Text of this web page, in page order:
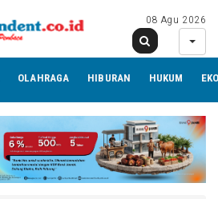
08 Agu 2026
OLAHRAGA HIBURAN HUKUM